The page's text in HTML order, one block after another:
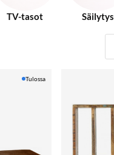
TV-tasot Säilytys
Tulossa